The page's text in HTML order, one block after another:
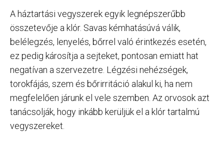
A háztartási vegyszerek egyik legnépszerűbb
összetevője a klór. Savas kémhatásúvá válik,
belélegzés, lenyelés, bőrrel való érintkezés esetén,
ez pedig károsítja a sejteket, pontosan emiatt hat
negatívan a szervezetre. Légzési nehézségek,
torokfájás, szem és bőrirritáció alakul ki, ha nem
megfelelően járunk el vele szemben. Az orvosok azt
tanácsolják, hogy inkább kerüljük el a klór tartalmú
vegyszereket.